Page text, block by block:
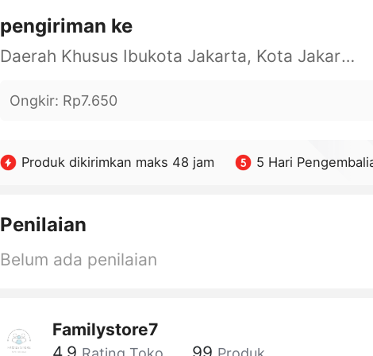
pengiriman ke
Daerah Khusus Ibukota Jakarta, Kota Jakarta Barat, Cengkareng, yy
Ongkir: Rp7.650
Produk dikirimkan maks 48 jam 5 Hari
Penilaian
Belum ada penilaian
Familystore7